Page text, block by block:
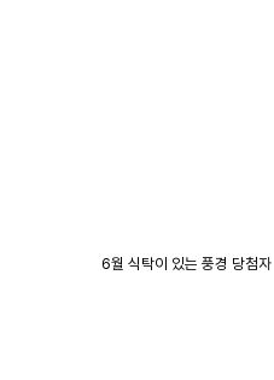
6월 식탁이 있는 풍경 당첨자